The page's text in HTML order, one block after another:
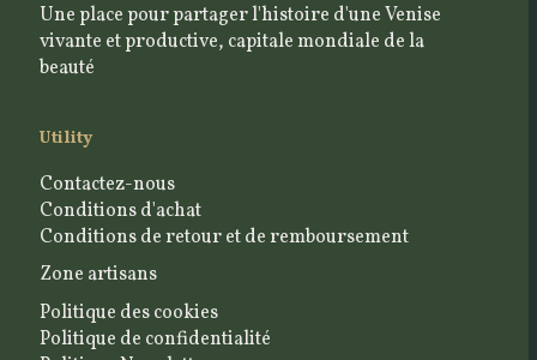
Une place pour partager l'histoire d'une Venise
vivante et productive, capitale mondiale de la
beauté
Utility
Contactez-nous
Conditions d'achat
Conditions de retour et de remboursement
Zone artisans
Politique des cookies
Politique de confidentialité